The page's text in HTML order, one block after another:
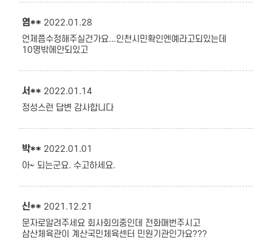
염** 2022.01.28
언제쯤수정해주실건가요...인천시민확인엔예라고되있는데
10명밖에안되있고
서** 2022.01.14
정성스런 답변 감사합니다
박** 2022.01.01
아~ 되는군요. 수고하세요.
신** 2021.12.21
문자로알려주세요 회사회의중인데 전화매번주시고
삼산체육관이 계산국민체육센터 민원기관인가요???